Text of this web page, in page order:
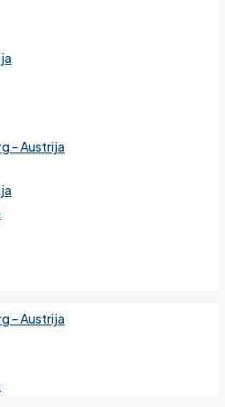
– Austrija
– Austrija